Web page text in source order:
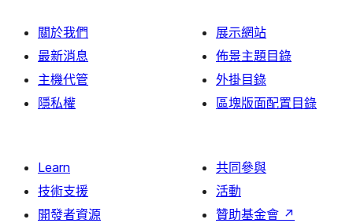
關於我們
最新消息
主機代管
隱私權
展示網站
佈景主題目錄
外掛目錄
區塊版面配置目錄
Learn
技術支援
開發者資源
共同參與
活動
贊助基金會 ↗